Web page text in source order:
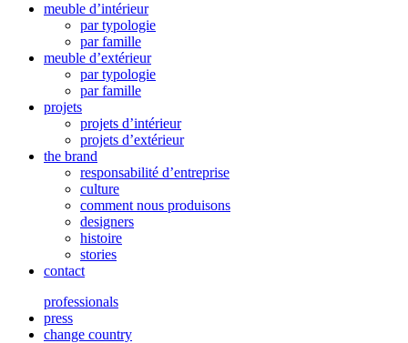
meuble d’intérieur
par typologie
par famille
meuble d’extérieur
par typologie
par famille
projets
projets d’intérieur
projets d’extérieur
the brand
responsabilité d’entreprise
culture
comment nous produisons
designers
histoire
stories
contact
professionals
press
change country